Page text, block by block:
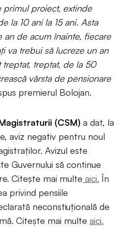
primul proiect, extinde
la 10 ani la 15 ani. Asta
an de acum înainte, fiecare
va trebui să lucreze un an
treptat, treptat, de la 50
vârsta de pensionare
premierul Bolojan.
(CSM) a dat, la
aviz negativ pentru noul
Avizul este
Guvernului să continue
Citește mai multe aici. În
privind pensiile
neconstiuțională de
Citește mai multe aici.